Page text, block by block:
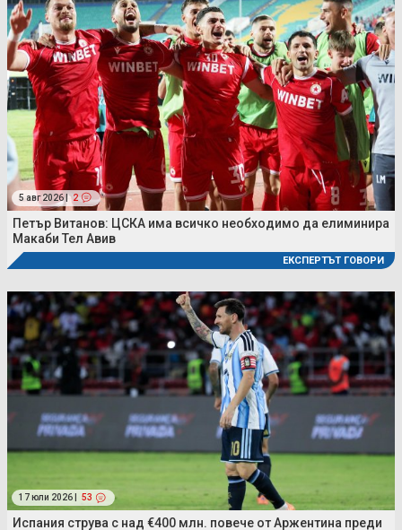
5 авг 2026 | 2
Петър Витанов: ЦСКА има всичко необходимо да елиминира
Макаби Тел Авив
ЕКСПЕРТЪТ ГОВОРИ
17 юли 2026 | 53
Испания струва с над €400 млн. повече от Аржентина преди